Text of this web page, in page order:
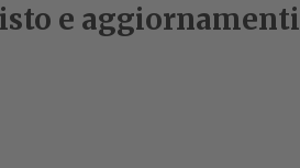
e aggiornamenti